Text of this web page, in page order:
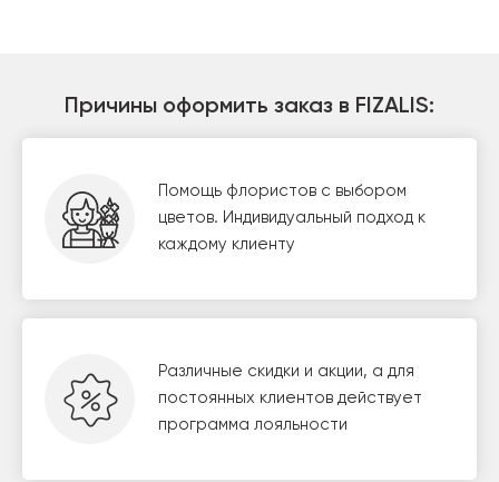
Причины оформить заказ в FIZALIS:
Помощь флористов с выбором
цветов. Индивидуальный подход к
каждому клиенту
Различные скидки и акции, а для
постоянных клиентов действует
программа лояльности